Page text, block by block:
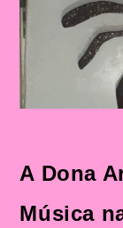
A Dona
Música